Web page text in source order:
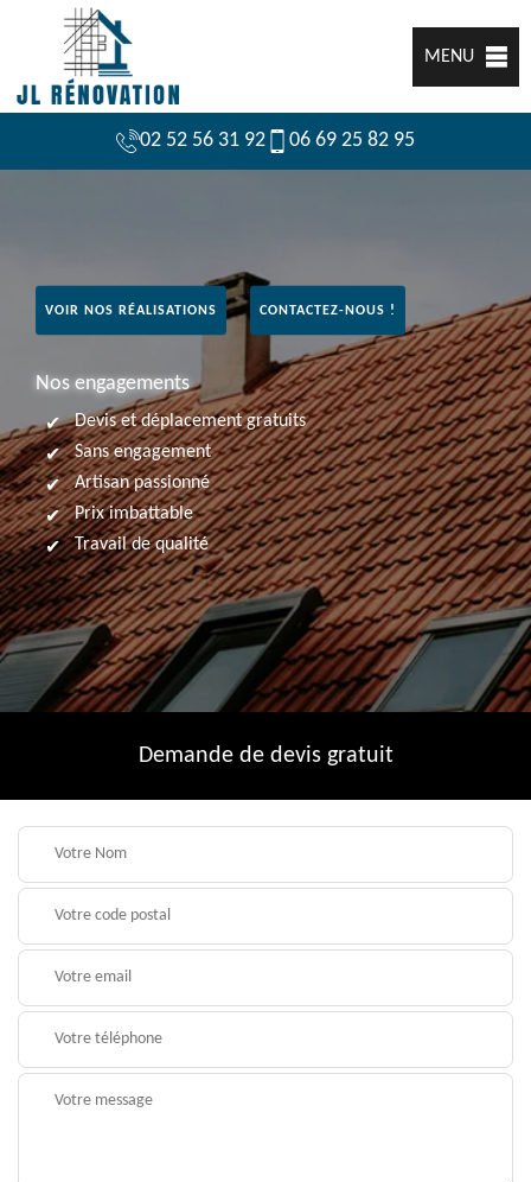
MENU
02 52 56 31 92 06 69 25 82 95
VOIR NOS RÉALISATIONS CONTACTEZ-NOUS !
Nos engagements
Devis et déplacement gratuits
Sans engagement
Artisan passionné
Prix imbattable
Travail de qualité
Demande de devis gratuit